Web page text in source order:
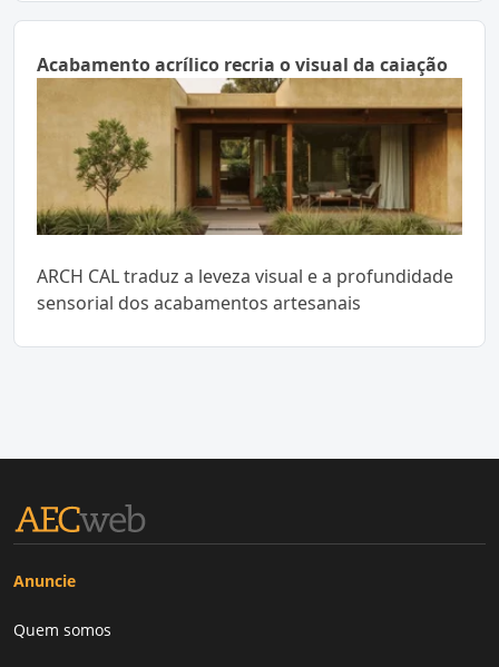
Acabamento acrílico recria o visual da caiação
ARCH CAL traduz a leveza visual e a profundidade
sensorial dos acabamentos artesanais
Anuncie
Quem somos